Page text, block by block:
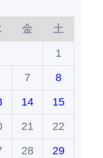
金
土
1
7
8
14
15
21
22
28
29